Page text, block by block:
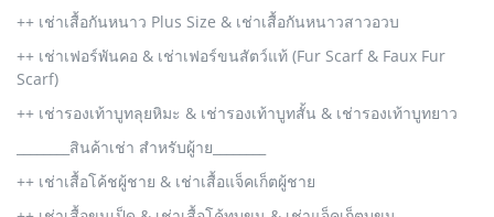
++ เช่าเสื้อกันหนาว Plus Size & เช่าเสื้อกันหนาวสาวอวบ
++ เช่าเฟอร์พันคอ & เช่าเฟอร์ขนสัตว์แท้ (Fur Scarf & Faux Fur
Scarf)
++ เช่ารองเท้าบูทลุยหิมะ & เช่ารองเท้าบูทสั้น & เช่ารองเท้าบูทยาว
________สินค้าเช่า สำหรับผู้าย________
++ เช่าเสื้อโค้ชผู้ชาย & เช่าเสื้อแจ็คเก็ตผู้ชาย